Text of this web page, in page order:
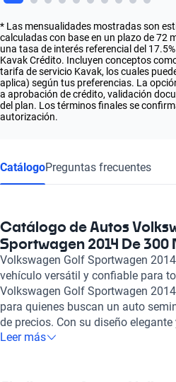
* Las mensualidades mostradas son
calculadas con base en un plazo de 72
una tasa de interés referencial del
Kavak Crédito. Incluyen conceptos
tarifa de servicio Kavak, los cuales
aplica) según tus preferencias. La
a aprobación de crédito, validación
del plan. Los términos finales se
autorización.
CatálogoPreguntas frecuentes
Catálogo de Autos
Sportwagen 2014 De 300
Volkswagen Golf Sportwagen
vehículo versátil y confiable para
Volkswagen Golf Sportwagen
para quienes buscan un auto
de precios. Con su diseño
comodidad y funcionalidad,
Leer más